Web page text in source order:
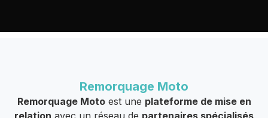
Remorquage Moto
Remorquage Motoest une plateforme de mise en
relation avec un réseau de partenaires spécialisés